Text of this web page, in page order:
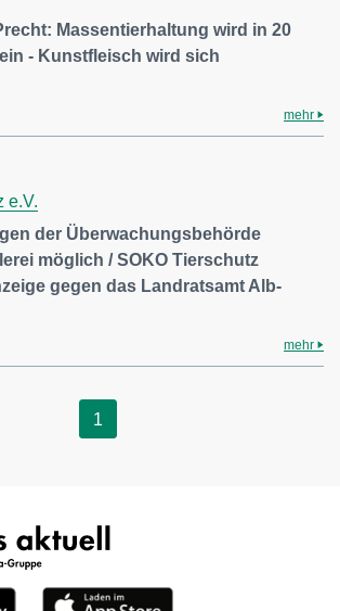
Massentierhaltung wird in 20
- Kunstfleisch wird sich
mehr
e.V.
der Überwachungsbehörde
möglich / SOKO Tierschutz
gegen das Landratsamt Alb-
mehr
1